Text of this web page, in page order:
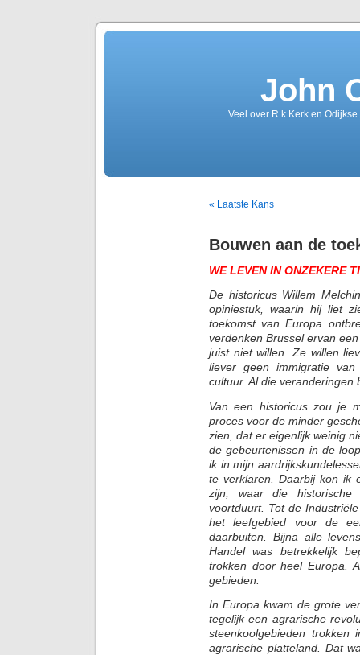
John
Veel over R.k.Kerk en
« Laatste Kans
Bouwen aan de
WE LEVEN IN ONZEKERE
De historicus Willem
opiniestuk, waarin hij liet
toekomst van Europa
verdenken Brussel ervan
juist niet willen. Ze willen
liever geen immigratie
cultuur. Al die veranderingen
Van een historicus zou je
proces voor de minder
zien, dat er eigenlijk weinig
de gebeurtenissen in de
ik in mijn
te verklaren. Daarbij kon ik
zijn, waar die historische
voortduurt. Tot de
het leefgebied voor de
daarbuiten. Bijna alle
Handel was betrekkelijk
trokken door heel Europa.
gebieden.
In Europa kwam de grote
tegelijk een agrarische
steenkoolgebieden
agrarische platteland. Dat